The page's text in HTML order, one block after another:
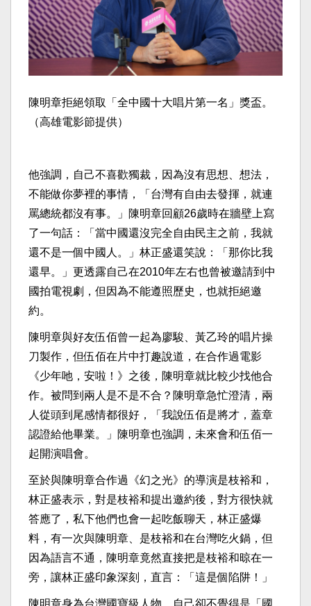
陳明章拒絕領取「全中國十大唱片第一名」獎盃。
（高雄電影節提供）
他強調，自己不喜歡獨裁，因為沒有思想、想法，
不能做你夢裡的事情，「台灣有自由去發揮，就連
罵總統都沒有事。」陳明章回顧26歲時在牆壁上寫
了一句話：「當中國還沒完全自由民主之前，我就
還不是一個中國人。」林正盛還笑說：「那你比我
還早。」更透露自己在2010年左右也曾被邀請到中
國拍電視劇，但因為不能遵照歷史，也就拒絕邀
約。
陳明章與好友伍佰曾一起為廖駿、黃乙玲的唱片操
刀製作，但伍佰在片中打趣說道，在合作過電影
《少年吔，安啦！》之後，陳明章就比較少找他合
作。被問到兩人是不是不合？陳明章急忙澄清，兩
人從頭到尾感情都很好，「我說伍佰是將才，蓋章
認證給他畢業。」陳明章也強調，未來會和伍佰一
起開演唱會。
至於與陳明章合作過《幻之光》的導演是枝裕和，
林正盛表示，對是枝裕和提出邀約後，對方很快就
答應了，私下他們也會一起吃飯聊天，林正盛爆
料，有一次與陳明章、是枝裕和在台灣吃火鍋，但
因為語言不通，陳明章竟然直接把是枝裕和晾在一
旁，讓林正盛印象深刻，直言：「這是個陷阱！」
陳明章身為台灣國寶級人物，自己卻不覺得是「國